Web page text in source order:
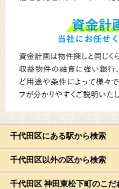
千代田区にある駅から検索
千代田区以外の区から検索
千代田区 神田東松下町のこだ